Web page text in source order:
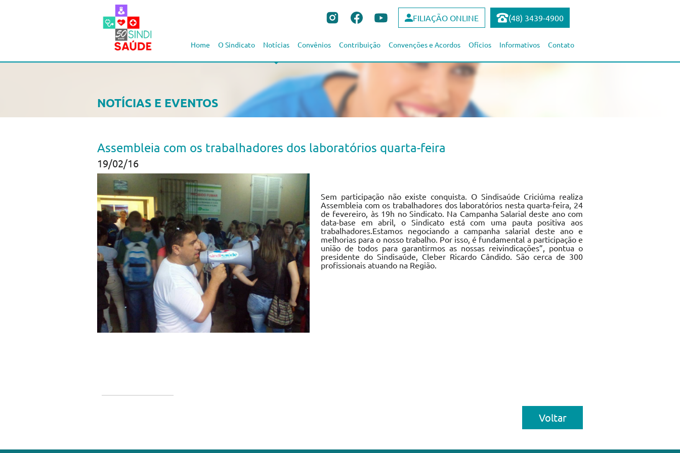
(48) 3439-4900
FILIAÇÃO ONLINE
Contato
Informativos
Ofícios
Convenções e Acordos
Contribuição
Convênios
Notícias
O Sindicato
Home
NOTÍCIAS E EVENTOS
Assembleia com os trabalhadores dos laboratórios quarta-feira
19/02/16
Sem participação não existe conquista. O Sindisaúde Criciúma realiza
Assembleia com os trabalhadores dos laboratórios nesta quarta-feira, 24
de fevereiro, às 19h no Sindicato. Na Campanha Salarial deste ano com
data-base em abril, o Sindicato está com uma pauta positiva aos
trabalhadores.Estamos negociando a campanha salarial deste ano e
melhorias para o nosso trabalho. Por isso, é fundamental a participação e
união de todos para garantirmos as nossas reivindicações”, pontua o
presidente do Sindisaúde, Cleber Ricardo Cândido. São cerca de 300
profissionais atuando na Região.
Voltar